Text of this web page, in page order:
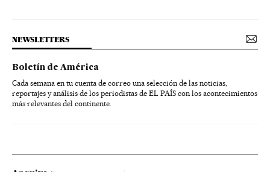
NEWSLETTERS
Boletín de América
Cada semana en tu cuenta de correo una selección de las noticias,
reportajes y análisis de los periodistas de EL PAÍS con los acontecimientos
más relevantes del continente.